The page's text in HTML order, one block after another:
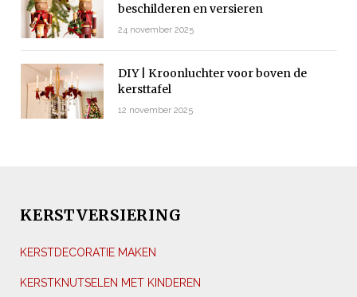
beschilderen en versieren
24 november 2025
DIY | Kroonluchter voor boven de
kersttafel
12 november 2025
KERSTVERSIERING
KERSTDECORATIE MAKEN
KERSTKNUTSELEN MET KINDEREN